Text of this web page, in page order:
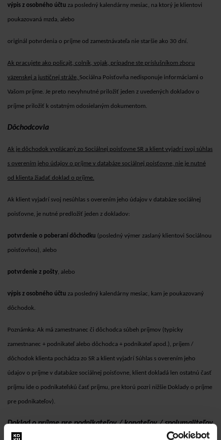
výpis z osobného účtu za posledný kalendárny mesiac, na ktorý je klientovi
poukazovaná mzda, alebo
originál potvrdenia o príjme od zamestnávateľa nie staršie ako 30 dní.
Ak pracujete ako policajt, colník, vojak, prípadne ste príslušníkom zboru
väzenskej a justičnej stráže, Sociálna Poisťovňa nedisponuje informáciami o
Vašom príjme. Je preto nevyhnutné priložiť jeden z uvedených dokladov o
príjme priložiť k ostatným odosielaným dokumentom.
Dôchodcovia
Ak je dôchodok vyplácaný zo Sociálnej poisťovne SR a klient vyjadrí svoj súhlas
s overením jeho údajov o príjme v databáze sociálnej poisťovne, nie je nutné
od klienta žiadať doklad o príjme.
Ak klient vyjadrí svoj nesúhlas s overením jeho údajov v databáze sociálnej
poisťovne, je nutné predložiť jeden z dokladov:
potvrdenie o poberaní dôchodku (posledný výmer zaslaný klientovi Sociálnou
poisťovňou), alebo
potvrdenie z pošty, alebo
výpis z osobného účtu za posledný kalendárny mesiac, kam je poukazovaný
dôchodok.
Poznámka: Ak má zamestnanec či dôchodca súbeh príjmov (typicky
zamestnanec + podnikateľ alebo dôchodca + podnikateľ apod.), príjem /
dôchodok klienta pochádza zo SR a klient vyjadrí Súhlas s overením jeho
údajov o príjme v databáze sociálnej poisťovne, klient dokladá len ostatnú časť
príjmu ide o podnikateľskú časť príjmu, pre ktorú pozri nižšie Doklady o príjme
pre podnikateľov).
Doklad o príjme pre podnikateľov / konateľov / spolumajiteľov
firiem – vždy